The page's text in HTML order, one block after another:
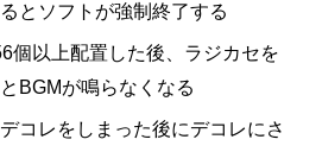
とソフトが強制終了する
個以上配置した後、ラジカセを
BGMが鳴らなくなる
コレをしまった後にデコレにさ